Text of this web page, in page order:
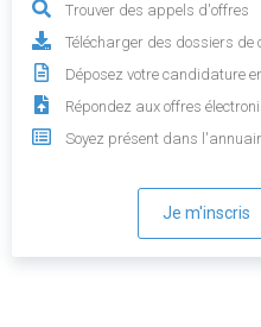
Trouver des appels d'offres
Télécharger des dossiers de
Déposez votre candidature
Répondez aux offres
Soyez présent dans
Je m'inscris